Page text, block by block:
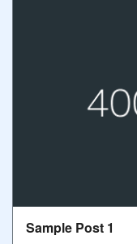
Sample Post 1